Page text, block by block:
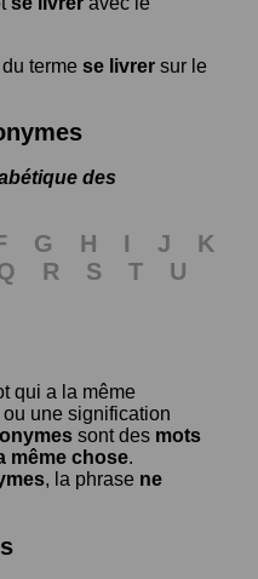
terme se livrer sur le
des
G H I J
K
R S T
U
qui a la même
une signification
sont des mots
même chose.
, la phrase ne